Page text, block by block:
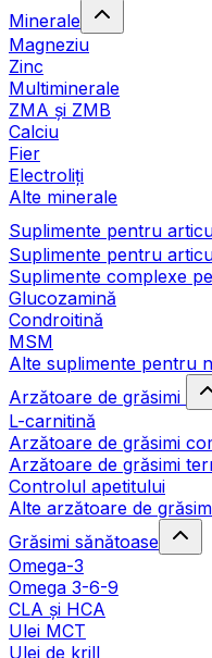
Minerale
Magneziu
Zinc
Multiminerale
ZMA și ZMB
Calciu
Fier
Electroliți
Alte minerale
Suplimente pentru
Suplimente pentru
Suplimente complexe
Glucozamină
Condroitină
MSM
Alte suplimente pentru
Arzătoare de grăsimi
L-carnitină
Arzătoare de grăsimi
Arzătoare de grăsimi
Controlul apetitului
Alte arzătoare de
Grăsimi sănătoase
Omega-3
Omega 3-6-9
CLA şi HCA
Ulei MCT
Ulei de krill